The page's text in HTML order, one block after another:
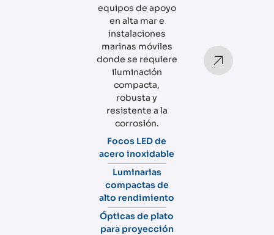
equipos de apoyo
en alta mar e
instalaciones
marinas móviles
donde se requiere
iluminación
compacta,
robusta y
resistente a la
corrosión.
Focos LED de
acero inoxidable
Luminarias
compactas de
alto rendimiento
Ópticas de plato
para proyección